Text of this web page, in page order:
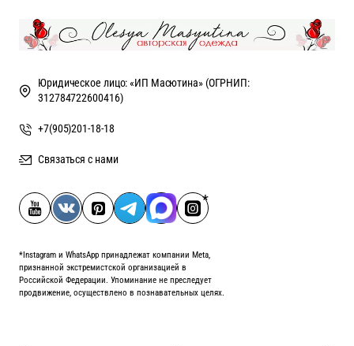
Юридическое лицо: «ИП Масютина» (ОГРНИП:
312784722600416)
+7(905)201-18-18
Связаться с нами
*Instagram и WhatsApp принадлежат компании Meta,
признанной экстремистской организацией в
Российской Федерации. Упоминание не преследует
продвижение, осуществлено в познавательных целях.